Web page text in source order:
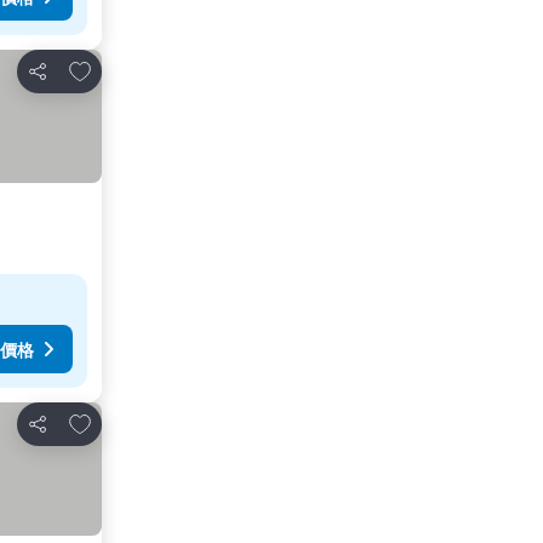
分享
加入我的最愛
格
分享
加入我的最愛